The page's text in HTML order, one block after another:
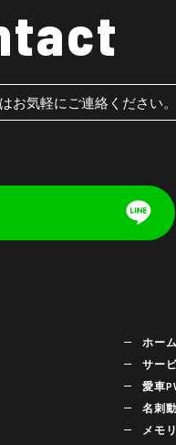
お気軽にご連絡ください。
ホーム
サー
愛車
名刺
メモ